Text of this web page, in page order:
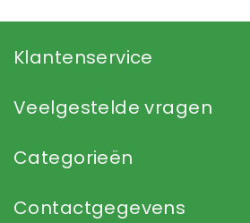
Klantenservice
Veelgestelde vragen
Categorieën
Contactgegevens